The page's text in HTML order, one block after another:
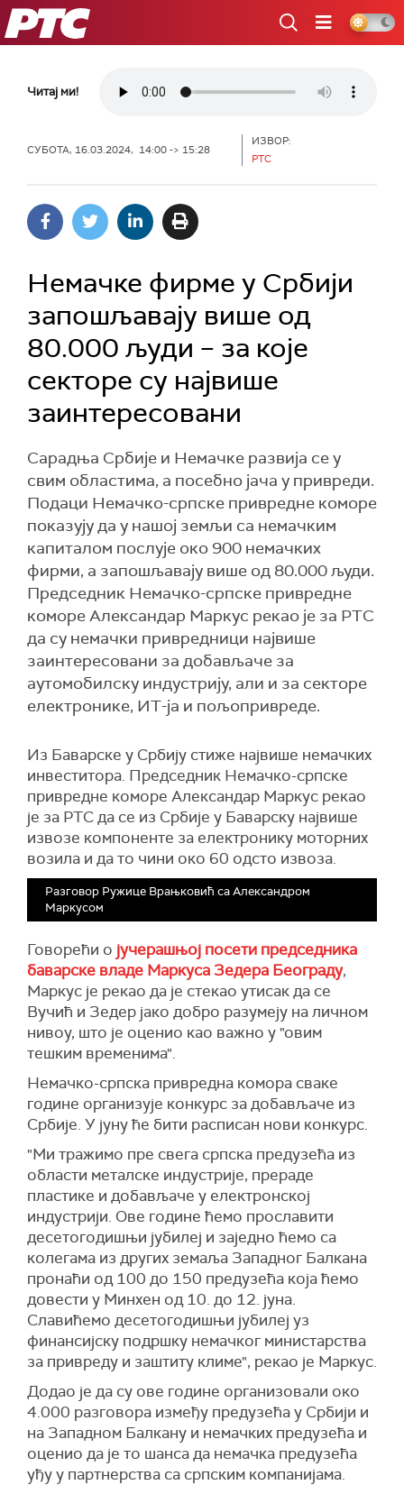
РТС
Читај ми!
СУБОТА, 16.03.2024, 14:00 -> 15:28
ИЗВОР:
РТС
Немачке фирме у Србији
запошљавају више од
80.000 људи – за које
секторе су највише
заинтересовани
Сарадња Србије и Немачке развија се у
свим областима, а посебно јача у привреди.
Подаци Немачко-српске привредне коморе
показују да у нашој земљи са немачким
капиталом послује око 900 немачких
фирми, а запошљавају више од 80.000 људи.
Председник Немачко-српске привредне
коморе Александар Маркус рекао је за РТС
да су немачки привредници највише
заинтересовани за добављаче за
аутомобилску индустрију, али и за секторе
електронике, ИТ-ја и пољопривреде.
Из Баварске у Србију стиже највише немачких
инвеститора. Председник Немачко-српске
привредне коморе Александар Маркус рекао
је за РТС да се из Србије у Баварску највише
извозе компоненте за електронику моторних
возила и да то чини око 60 одсто извоза.
Разговор Ружице Врањковић са Александром
Маркусом
Говорећи о јучерашњој посети председника
баварске владе Маркуса Зедера Београду,
Маркус је рекао да је стекао утисак да се
Вучић и Зедер јако добро разумеју на личном
нивоу, што је оценио као важно у "овим
тешким временима".
Немачко-српска привредна комора сваке
године организује конкурс за добављаче из
Србије. У јуну ће бити расписан нови конкурс.
"Ми тражимо пре свега српска предузећа из
области металске индустрије, прераде
пластике и добављаче у електронској
индустрији. Ове године ћемо прославити
десетогодишњи јубилеј и заједно ћемо са
колегама из других земаља Западног Балкана
пронаћи од 100 до 150 предузећа која ћемо
довести у Минхен од 10. до 12. јуна.
Славићемо десетогодишњи јубилеј уз
финансијску подршку немачког министарства
за привреду и заштиту климе", рекао је Маркус.
Додао је да су ове године организовали око
4.000 разговора између предузећа у Србији и
на Западном Балкану и немачких предузећа и
оценио да је то шанса да немачка предузећа
уђу у партнерства са српским компанијама.